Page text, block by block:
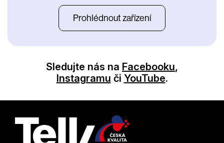
Prohlédnout zařízení
Sledujte nás na Facebooku,
Instagramu či YouTube.